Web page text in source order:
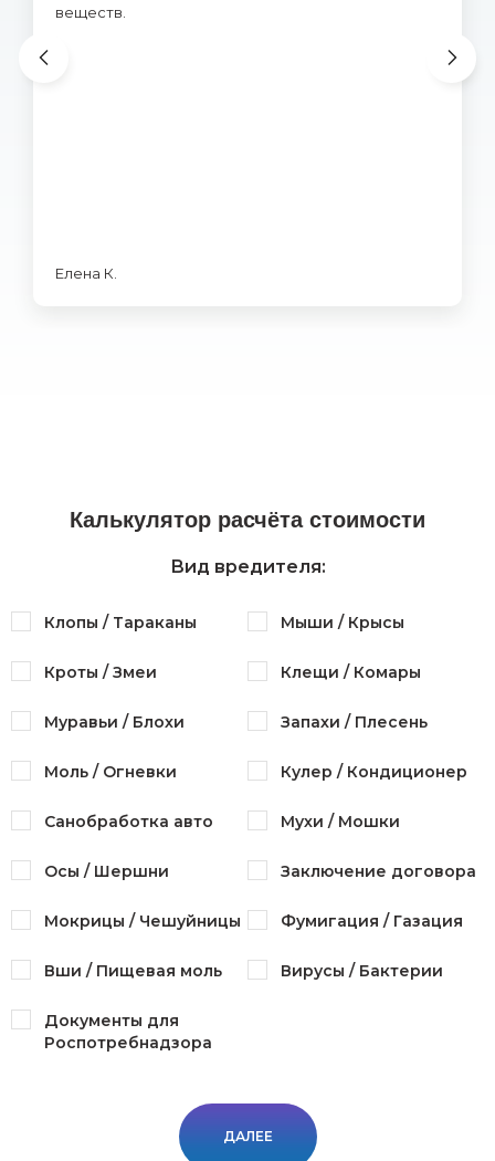
веществ.
Елена К.
Калькулятор расчёта стоимости
Вид вредителя:
Клопы / Тараканы Мыши / Крысы
Кроты / Змеи Клещи / Комары
Муравьи / Блохи Запахи / Плесень
Моль / Огневки Кулер / Кондиционер
Санобработка авто Мухи / Мошки
Осы / Шершни Заключение договора
Мокрицы / Чешуйницы Фумигация / Газация
Вши / Пищевая моль Вирусы / Бактерии
Документы для
Роспотребнадзора
ДАЛЕЕ